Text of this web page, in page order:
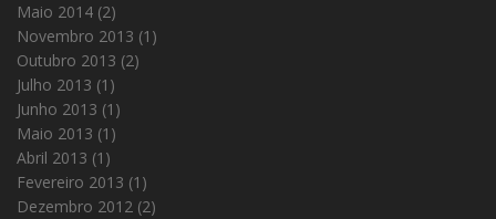
Maio 2014 (2)
Novembro 2013 (1)
Outubro 2013 (2)
Julho 2013 (1)
Junho 2013 (1)
Maio 2013 (1)
Abril 2013 (1)
Fevereiro 2013 (1)
Dezembro 2012 (2)